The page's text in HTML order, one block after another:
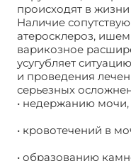
происходят в
Наличие
атеросклероз,
варикозное
усугубляет
и проведения
серьезных
• недержанию мочи,
• кровотечений в
• образованию